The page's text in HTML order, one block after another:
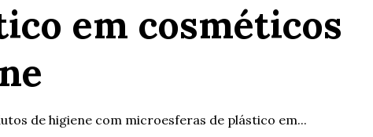
em cosméticos
de higiene com microesferas de plástico em...